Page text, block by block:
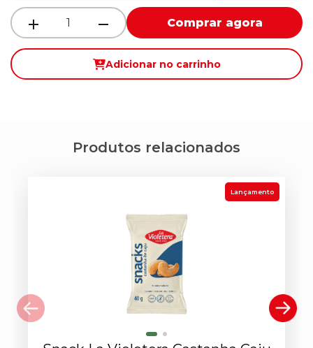
Comprar agora
Adicionar no carrinho
Produtos relacionados
Lançamento